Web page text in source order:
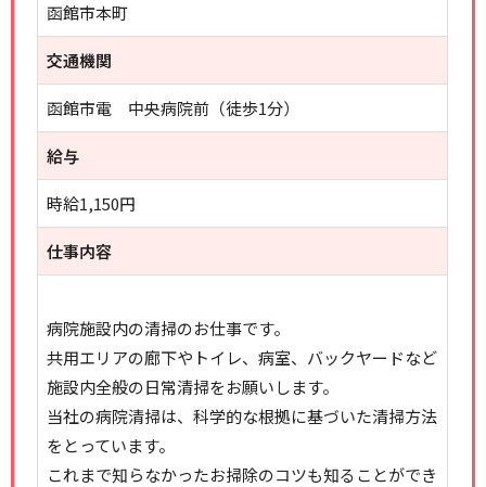
函館市本町
交通機関
函館市電 中央病院前（徒歩1分）
給与
時給1,150円
仕事内容
病院施設内の清掃のお仕事です。
共用エリアの廊下やトイレ、病室、バックヤードなど
施設内全般の日常清掃をお願いします。
当社の病院清掃は、科学的な根拠に基づいた清掃方法
をとっています。
これまで知らなかったお掃除のコツも知ることができ